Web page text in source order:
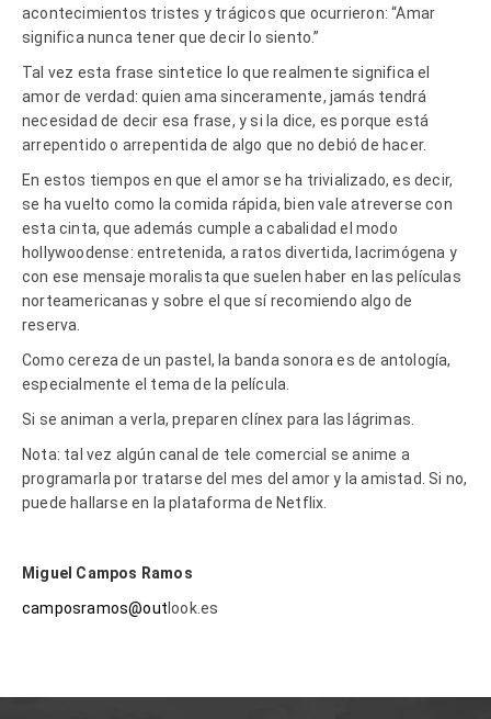
acontecimientos tristes y trágicos que ocurrieron: “Amar
significa nunca tener que decir lo siento.”
Tal vez esta frase sintetice lo que realmente significa el
amor de verdad: quien ama sinceramente, jamás tendrá
necesidad de decir esa frase, y si la dice, es porque está
arrepentido o arrepentida de algo que no debió de hacer.
En estos tiempos en que el amor se ha trivializado, es decir,
se ha vuelto como la comida rápida, bien vale atreverse con
esta cinta, que además cumple a cabalidad el modo
hollywoodense: entretenida, a ratos divertida, lacrimógena y
con ese mensaje moralista que suelen haber en las películas
norteamericanas y sobre el que sí recomiendo algo de
reserva.
Como cereza de un pastel, la banda sonora es de antología,
especialmente el tema de la película.
Si se animan a verla, preparen clínex para las lágrimas.
Nota: tal vez algún canal de tele comercial se anime a
programarla por tratarse del mes del amor y la amistad. Si no,
puede hallarse en la plataforma de Netflix.
Miguel Campos Ramos
camposramos@out look.es